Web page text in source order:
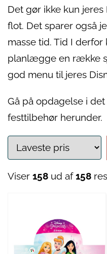
Det gør ikke kun
flot. Det sparer også
masse tid. Tid I
planlægge en række
god menu til jeres
Gå på opdagelse i
festtilbehør herunder.
Viser 158 ud af158